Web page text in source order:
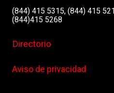
(844) 415 5315, (844) 415
(844)415 5268
Directorio
Aviso de privacidad